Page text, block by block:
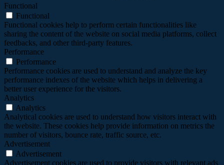
Functional
Functional
Functional cookies help to perform certain functionalities like
sharing the content of the website on social media platforms, collect
feedbacks, and other third-party features.
Performance
Performance
Performance cookies are used to understand and analyze the key
performance indexes of the website which helps in delivering a
better user experience for the visitors.
Analytics
Analytics
Analytical cookies are used to understand how visitors interact with
the website. These cookies help provide information on metrics the
number of visitors, bounce rate, traffic source, etc.
Advertisement
Advertisement
Advertisement cookies are used to provide visitors with relevant ads